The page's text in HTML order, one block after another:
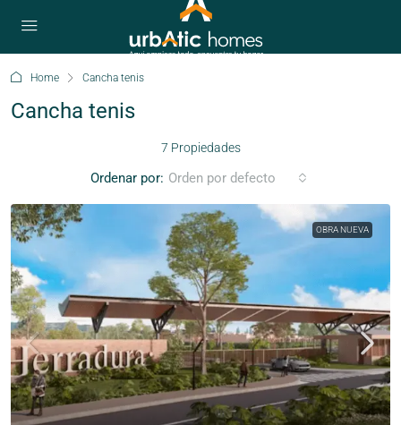
Home Cancha tenis
Cancha tenis
7 Propiedades
Ordenar por: Orden por defecto
OBRA NUEVA